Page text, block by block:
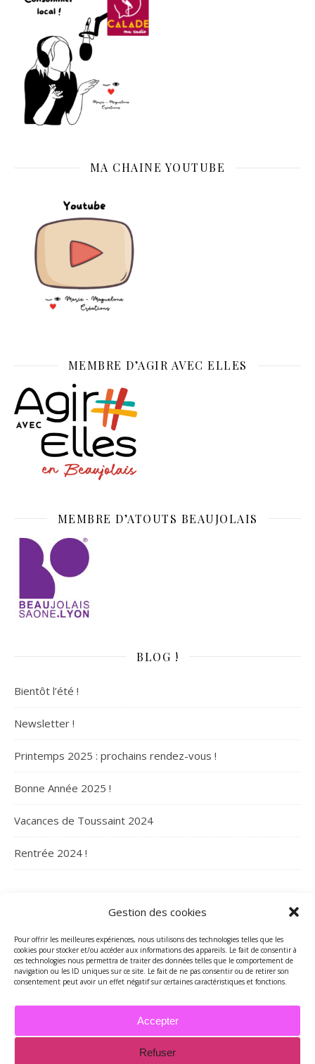
Gestion des cookies
Pour offrir les meilleures expériences, nous utilisons des technologies telles que les
cookies pour stocker et/ou accéder aux informations des appareils. Le fait de consentir à
ces technologies nous permettra de traiter des données telles que le comportement de
navigation ou les ID uniques sur ce site. Le fait de ne pas consentir ou de retirer son
consentement peut avoir un effet négatif sur certaines caractéristiques et fonctions.
Accepter
Refuser
MA CHAINE YOUTUBE
MEMBRE D’AGIR AVEC ELLES
MEMBRE D’ATOUTS BEAUJOLAIS
BLOG !
Bientôt l’été !
Newsletter !
Printemps 2025 : prochains rendez-vous !
Bonne Année 2025 !
Vacances de Toussaint 2024
Rentrée 2024 !
ARCHIVES
Archives
2026 - Tous droits réservés - Merci de contacter Marie-Maguelone